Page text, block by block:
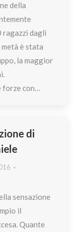
della
ragazzi dagli
è stata
la maggior
forze con…
di
sensazione
il
Quante